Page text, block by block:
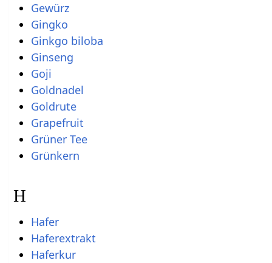
Gewürz
Gingko
Ginkgo biloba
Ginseng
Goji
Goldnadel
Goldrute
Grapefruit
Grüner Tee
Grünkern
H
Hafer
Haferextrakt
Haferkur